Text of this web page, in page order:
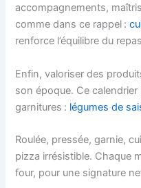
accompagnements,
comme dans ce rappel :
renforce l’équilibre du
Enfin, valoriser des
son époque. Ce
garnitures : légumes de
Roulée, pressée, garnie,
pizza irrésistible. Chaque
four, pour une signature